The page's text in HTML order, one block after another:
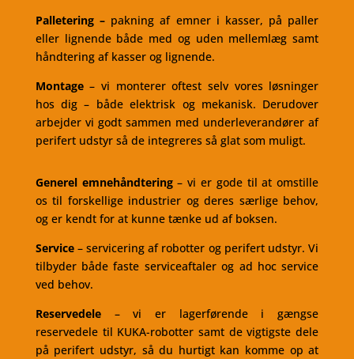
Palletering – pakning af emner i kasser, på paller
eller lignende både med og uden mellemlæg samt
håndtering af kasser og lignende.
Montage– vi monterer oftest selv vores løsninger
hos dig – både elektrisk og mekanisk. Derudover
arbejder vi godt sammen med underleverandører af
perifert udstyr så de integreres så glat som muligt.
Generel emnehåndtering– vi er gode til at omstille
os til forskellige industrier og deres særlige behov,
og er kendt for at kunne tænke ud af boksen.
Service– servicering af robotter og perifert udstyr. Vi
tilbyder både faste serviceaftaler og ad hoc service
ved behov.
Reservedele – vi er lagerførende i gængse
reservedele til KUKA-robotter samt de vigtigste dele
på perifert udstyr, så du hurtigt kan komme op at